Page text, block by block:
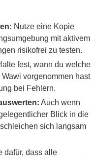
Nutze eine Kopie
mit aktivem
risikofrei zu testen.
fest, wann du welche
vorgenommen hast
bei Fehlern.
Auch wenn
Blick in die
sich langsam
dafür, dass alle